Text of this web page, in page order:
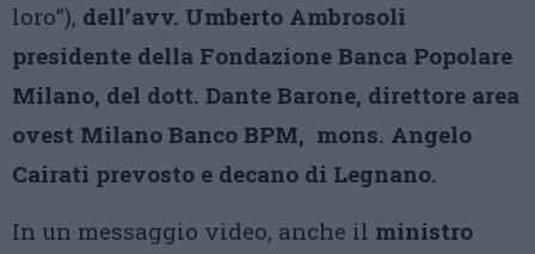
loro”), dell’avv. Umberto Ambrosoli
presidente della Fondazione Banca Popolare
Milano, del dott. Dante Barone, direttore area
ovest Milano Banco BPM, mons. Angelo
Cairati prevosto e decano di Legnano.
In un messaggio video, anche il ministro